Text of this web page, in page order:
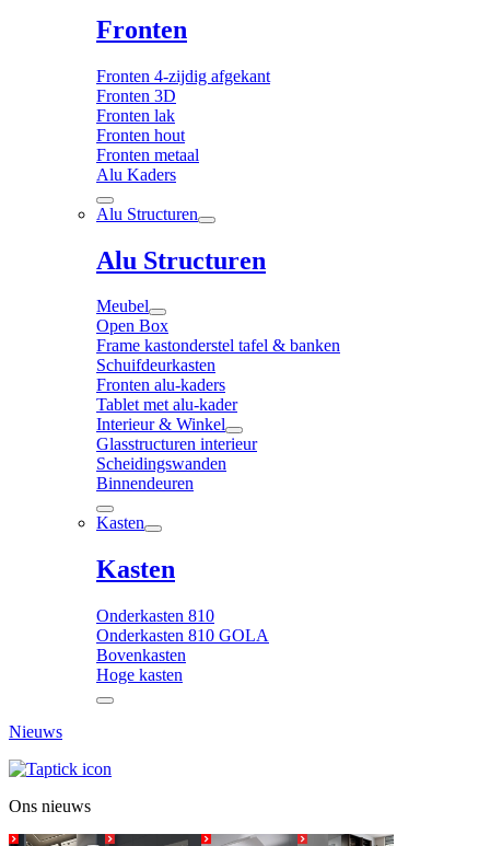
Fronten
Fronten 4-zijdig afgekant
Fronten 3D
Fronten lak
Fronten hout
Fronten metaal
Alu Kaders
Alu Structuren
Alu Structuren
Meubel
Open Box
Frame kastonderstel tafel & banken
Schuifdeurkasten
Fronten alu-kaders
Tablet met alu-kader
Interieur & Winkel
Glasstructuren interieur
Scheidingswanden
Binnendeuren
Kasten
Kasten
Onderkasten 810
Onderkasten 810 GOLA
Bovenkasten
Hoge kasten
Nieuws
Ons nieuws